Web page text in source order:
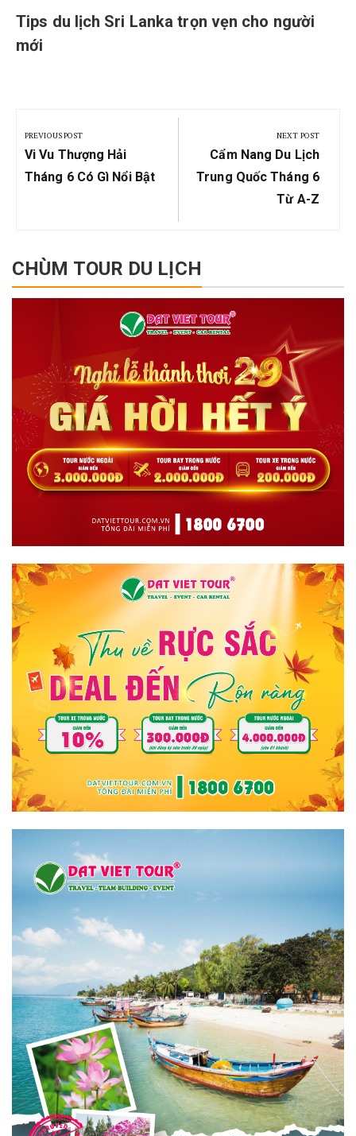
Tips du lịch Sri Lanka trọn vẹn cho người
mới
navigation
PREVIOUS POST
Previous
Post:
Vi Vu Thượng Hải
Tháng 6 Có Gì Nổi Bật
NEXT POST
Next
Post:
Cẩm Nang Du Lịch
Trung Quốc Tháng 6
Từ A-Z
CHÙM TOUR DU LỊCH